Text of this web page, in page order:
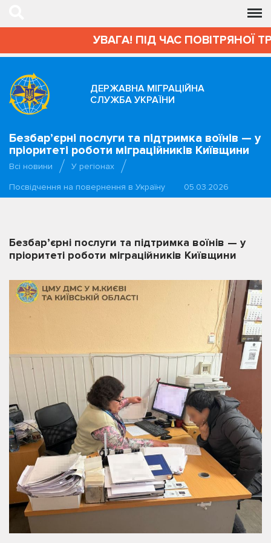
УВАГА! ПІД ЧАС ПОВІТРЯНОЇ
ДЕРЖАВНА МІГРАЦІЙНА
СЛУЖБА УКРАЇНИ
Безбар’єрні послуги та підтримка воїнів — у
пріоритеті роботи міграційників Київщини
Всі новини
У регіонах
Посвідчення на повернення в Україну
05.03.2026
Безбар’єрні послуги та підтримка воїнів — у
пріоритеті роботи міграційників Київщини